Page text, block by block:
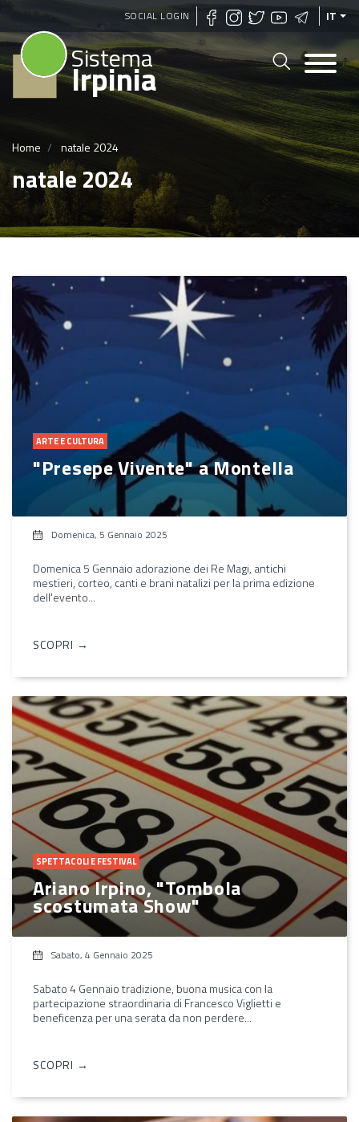
Salta
al
contenuto
principale
SOCIAL LOGIN IT
Sistema
Irpinia
Home natale 2024
natale 2024
ARTE E CULTURA
"Presepe Vivente" a Montella
Domenica, 5 Gennaio 2025
Domenica 5 Gennaio adorazione dei Re Magi, antichi
mestieri, corteo, canti e brani natalizi per la prima edizione
dell'evento...
SCOPRI →
SPETTACOLI E FESTIVAL
Ariano Irpino, "Tombola
scostumata Show"
Sabato, 4 Gennaio 2025
Sabato 4 Gennaio tradizione, buona musica con la
partecipazione straordinaria di Francesco Viglietti e
beneficenza per una serata da non perdere...
SCOPRI →